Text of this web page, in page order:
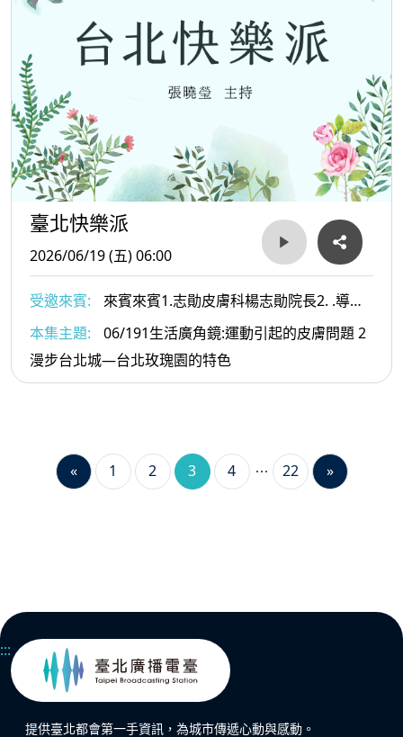
臺北快樂派
2026/06/19 (五) 06:00
受邀來賓:
來賓來賓1.志勛皮膚科楊志勛院長2. .導覽
專家 葉倫會老師
本集主題:
06/191生活廣角鏡:運動引起的皮膚問題 2
漫步台北城—台北玫瑰園的特色
« 1 2 3 4 22 »
:::
提供臺北都會第一手資訊，為城市傳遞心動與感動。